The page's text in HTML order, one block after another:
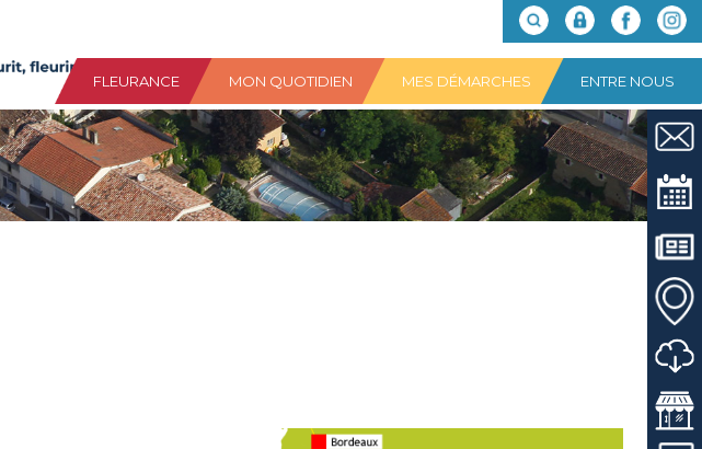
FLEURANCE MON QUOTIDIEN MES DÉMARCHES ENTRE NOUS